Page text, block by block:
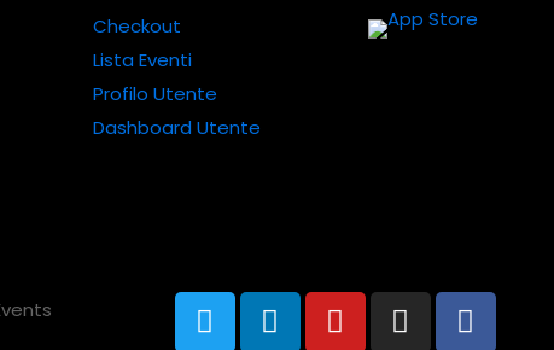
Checkout
Lista Eventi
Profilo Utente
Dashboard Utente